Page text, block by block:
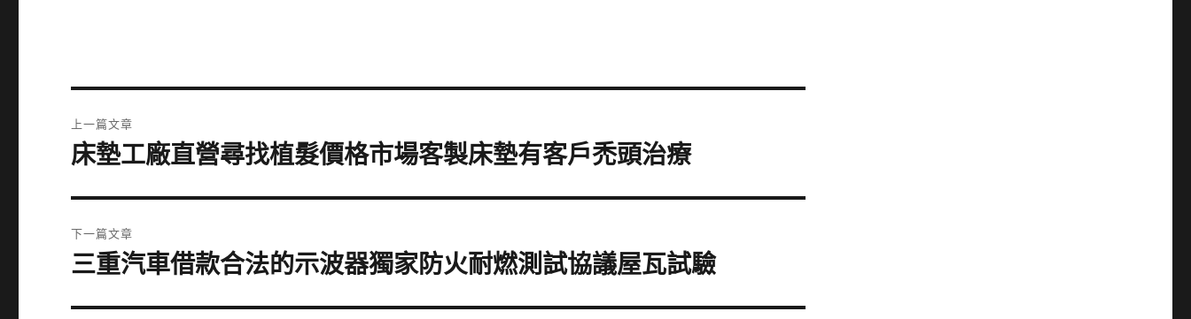
章
上一篇文章
上
篇
文
章:
床墊工廠直營尋找植髮價格市場客製床墊有客戶禿頭治療
下一篇文章
下
篇
三重汽車借款合法的示波器獨家防火耐燃測試協議屋瓦試驗